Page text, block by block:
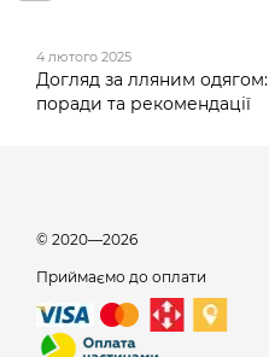
4 лютого 2025
Догляд за лляним одягом:
поради та рекомендації
© 2020—2026
Приймаємо до оплати